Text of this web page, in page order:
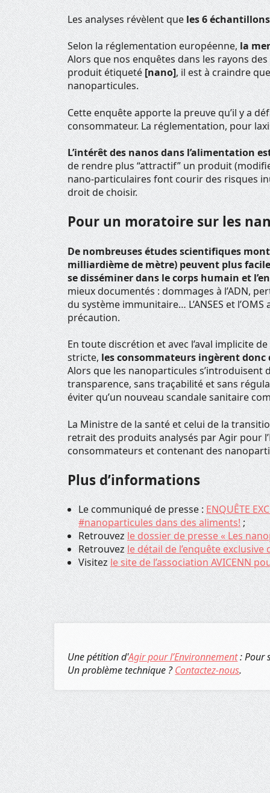
Les analyses révèlent queles 6
Selon la réglementation européenne,la
Alors que nos enquêtes dans les rayons
produit étiqueté[nano], il est à craindre
nanoparticules.
Cette enquête apporte la preuve qu’il y a
consommateur. La réglementation, pour
L’intérêt des nanos dans l’alimentation
de rendre plus “attractif” un produit
nano-particulaires font courir des risques
droit de choisir.
Pour un moratoire sur les
De nombreuses études scientifiques
milliardième de mètre) peuvent plus
se disséminer dans le corps humain et
mieux documentés : dommages à l’ADN,
du système immunitaire… L’ANSES et
précaution.
En toute discrétion et avec l’aval implicite
stricte,les consommateurs ingèrent
Alors que les nanoparticules s’introduisent
transparence, sans traçabilité et sans
éviter qu’un nouveau scandale sanitaire
La Ministre de la santé et celui de la
retrait des produits analysés par Agir pour
consommateurs et contenant des
Plus d’informations
Le communiqué de presse :ENQUÊTE
#nanoparticules dans des aliments!;
Retrouvezle dossier de presse « Les
Retrouvezle détail de l’enquête exclusive
Visitezle site de l’association AVICENN
Une pétition d'Agir pour l’Environnement: Pour
Un problème technique ?Contactez-nous.